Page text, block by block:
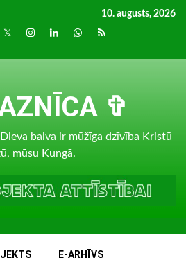
10. augusts, 2026
TwitterInstagram
LinkedInwhatsapp
RSS
✞
balva ir mūžīga dzīvība Kristū
mūsu Kungā.
E-ARHĪVS